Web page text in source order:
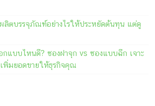
ผลิตบรรจุภัณฑ์อย่างไรให้ประหยัดต้นทุน แต่ดู
กแบบไหนดี? ซองฝาจุก vs ซองแบบฉีก เจาะ
พิ่มยอดขายให้ธุรกิจคุณ